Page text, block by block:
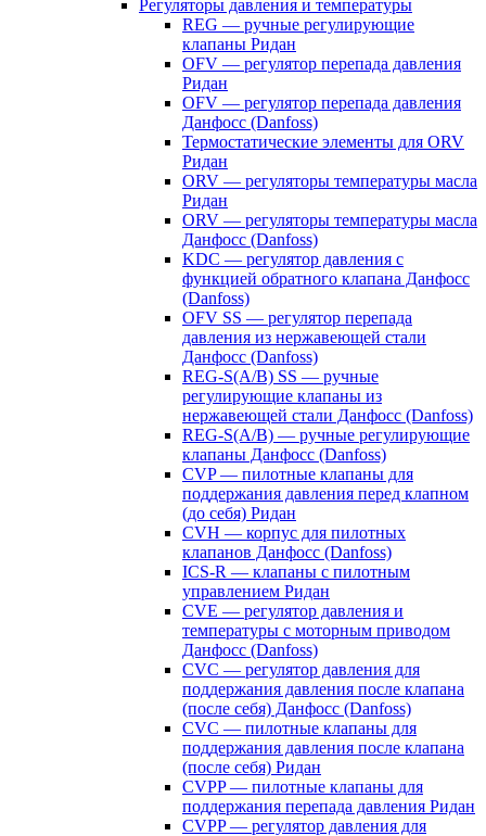
Регуляторы давления и температуры
REG — ручные регулирующие
клапаны Ридан
OFV — регулятор перепада давления
Ридан
OFV — регулятор перепада давления
Данфосс (Danfoss)
Термостатические элементы для ORV
Ридан
ORV — регуляторы температуры масла
Ридан
ORV — регуляторы температуры масла
Данфосс (Danfoss)
KDC — регулятор давления с
функцией обратного клапана Данфосс
(Danfoss)
OFV SS — регулятор перепада
давления из нержавеющей стали
Данфосс (Danfoss)
REG-S(A/B) SS — ручные
регулирующие клапаны из
нержавеющей стали Данфосс (Danfoss)
REG-S(A/B) — ручные регулирующие
клапаны Данфосс (Danfoss)
CVP — пилотные клапаны для
поддержания давления перед клапном
(до себя) Ридан
CVH — корпус для пилотных
клапанов Данфосс (Danfoss)
ICS-R — клапаны с пилотным
управлением Ридан
CVE — регулятор давления и
температуры с моторным приводом
Данфосс (Danfoss)
CVС — регулятор давления для
поддержания давления после клапана
(после себя) Данфосс (Danfoss)
CVС — пилотные клапаны для
поддержания давления после клапана
(после себя) Ридан
CVPP — пилотные клапаны для
поддержания перепада давления Ридан
CVPP — регулятор давления для